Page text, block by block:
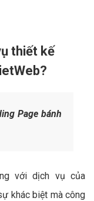
thiết kế
Page bánh
với dịch vụ của
khác biệt mà công